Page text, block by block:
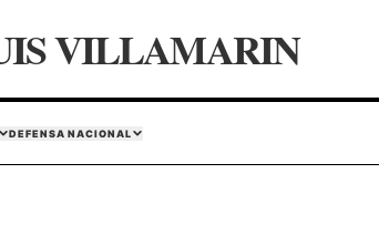
VILLAMARIN
DEFENSA NACIONAL